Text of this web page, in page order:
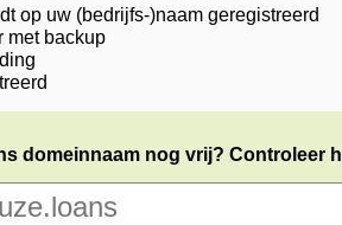
op uw (bedrijfs-)naam geregistreerd
met backup
domeinnaam nog vrij? Controleer